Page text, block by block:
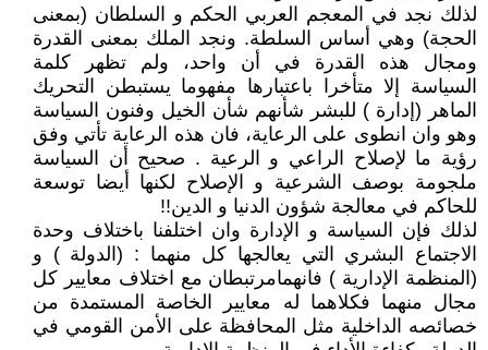
لذلك نجد في المعجم العربي الحكم و السلطان (بمعنى
الحجة) وهي أساس السلطة. ونجد الملك بمعنى القدرة
ومجال هذه القدرة في أن واحد، ولم تظهر كلمة
السياسة إلا متأخرا باعتبارها مفهوما يستبطن التحريك
الماهر (إدارة ) للبشر شأنهم شأن الخيل وفنون السياسة
وهو وان انطوى على الرعاية، فان هذه الرعاية تأتي وفق
رؤية ما لإصلاح الراعي و الرعية . صحيح أن السياسة
ملجومة بوصف الشرعية و الإصلاح لكنها أيضا توسعة
للحاكم في معالجة شؤون الدنيا و الدين!!
لذلك فإن السياسة و الإدارة وان اختلفنا باختلاف وحدة
الاجتماع البشري التي يعالجها كل منهما : (الدولة ) و
(المنظمة الإدارية ) فانهمامرتبطان مع اختلاف معايير كل
مجال منهما فكلاهما له معايير الخاصة المستمدة من
خصائصه الداخلية مثل المحافظة على الأمن القومي في